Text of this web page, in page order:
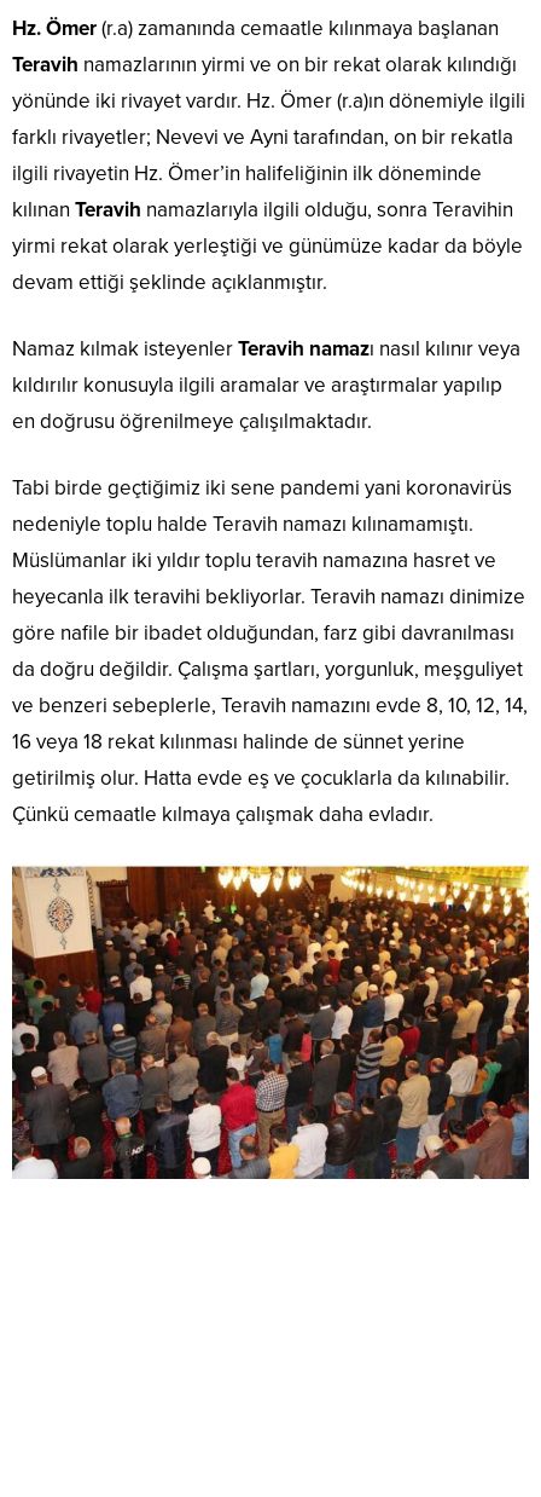
Hz. Ömer(r.a) zamanında cemaatle kılınmaya başlanan
Teravih namazlarının yirmi ve on bir rekat olarak kılındığı
yönünde iki rivayet vardır. Hz. Ömer (r.a)ın dönemiyle ilgili
farklı rivayetler; Nevevi ve Ayni tarafından, on bir rekatla
ilgili rivayetin Hz. Ömer’in halifeliğinin ilk döneminde
kılınan Teravih namazlarıyla ilgili olduğu, sonra Teravihin
yirmi rekat olarak yerleştiği ve günümüze kadar da böyle
devam ettiği şeklinde açıklanmıştır.
Namaz kılmak isteyenlerTeravih namazı nasıl kılınır veya
kıldırılır konusuyla ilgili aramalar ve araştırmalar yapılıp
en doğrusu öğrenilmeye çalışılmaktadır.
Tabi birde geçtiğimiz iki sene pandemi yani koronavirüs
nedeniyle toplu halde Teravih namazı kılınamamıştı.
Müslümanlar iki yıldır toplu teravih namazına hasret ve
heyecanla ilk teravihi bekliyorlar. Teravih namazı dinimize
göre nafile bir ibadet olduğundan, farz gibi davranılması
da doğru değildir. Çalışma şartları, yorgunluk, meşguliyet
ve benzeri sebeplerle, Teravih namazını evde 8, 10, 12, 14,
16 veya 18 rekat kılınması halinde de sünnet yerine
getirilmiş olur. Hatta evde eş ve çocuklarla da kılınabilir.
Çünkü cemaatle kılmaya çalışmak daha evladır.